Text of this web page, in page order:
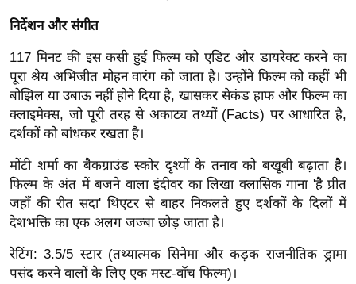
/
फै
श
न
घ
रे
लू
नु
स्खे
प
र्य
ट
न
निर्देशन और संगीत
117 मिनट की इस कसी हुई फिल्म को एडिट और डायरेक्ट करने का
पूरा श्रेय अभिजीत मोहन वारंग को जाता है। उन्होंने फिल्म को कहीं भी
बोझिल या उबाऊ नहीं होने दिया है, खासकर सेकंड हाफ और फिल्म का
क्लाइमेक्स, जो पूरी तरह से अकाट्य तथ्यों (Facts) पर आधारित है,
दर्शकों को बांधकर रखता है।
मोंटी शर्मा का बैकग्राउंड स्कोर दृश्यों के तनाव को बखूबी बढ़ाता है।
फिल्म के अंत में बजने वाला इंदीवर का लिखा क्लासिक गाना 'है प्रीत
जहाँ की रीत सदा' थिएटर से बाहर निकलते हुए दर्शकों के दिलों में
देशभक्ति का एक अलग जज्बा छोड़ जाता है।
रेटिंग: 3.5/5 स्टार (तथ्यात्मक सिनेमा और कड़क राजनीतिक ड्रामा
पसंद करने वालों के लिए एक मस्ट-वॉच फिल्म)।